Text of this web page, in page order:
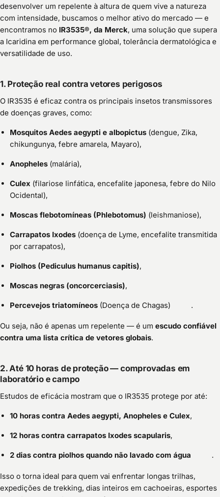
desenvolver um repelente à altura de quem vive a natureza
com intensidade, buscamos o melhor ativo do mercado — e
encontramos no IR3535®, da Merck, uma solução que supera
a Icaridina em performance global, tolerância dermatológica e
versatilidade de uso.
1. Proteção real contra vetores perigosos
O IR3535 é eficaz contra os principais insetos transmissores
de doenças graves, como:
Mosquitos Aedes aegypti e albopictus (dengue, Zika,
chikungunya, febre amarela, Mayaro),
Anopheles (malária),
Culex (filariose linfática, encefalite japonesa, febre do Nilo
Ocidental),
Moscas flebotomíneas (Phlebotomus) (leishmaniose),
Carrapatos Ixodes (doença de Lyme, encefalite transmitida
por carrapatos),
Piolhos (Pediculus humanus capitis),
Moscas negras (oncorcerciasis),
Percevejos triatomíneos (Doença de Chagas) .
Ou seja, não é apenas um repelente — é um escudo confiável
contra uma lista crítica de vetores globais.
2. Até 10 horas de proteção — comprovadas em
laboratório e campo
Estudos de eficácia mostram que o IR3535 protege por até:
10 horas contra Aedes aegypti, Anopheles e Culex,
12 horas contra carrapatos Ixodes scapularis,
2 dias contra piolhos quando não lavado com água .
Isso o torna ideal para quem vai enfrentar longas trilhas,
expedições de trekking, dias inteiros em cachoeiras, esportes